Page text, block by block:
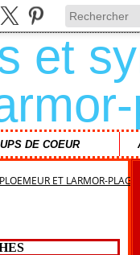
DE COEUR
ET LARMOR-PLAGE